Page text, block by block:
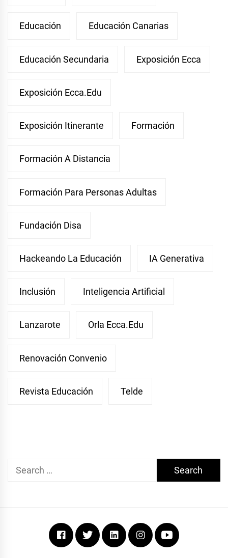
Educación Educación Canarias
Educación Secundaria Exposición Ecca
Exposición Ecca.edu
Exposición Itinerante Formación
Formación A Distancia
Formación Para Personas Adultas
Fundación Disa
Hackeando La Educación IA Generativa
Inclusión Inteligencia Artificial
Lanzarote Orla Ecca.edu
Renovación Convenio
Revista Educación Telde
Search
FacebookTwitterLinkedinInstagramYoutube